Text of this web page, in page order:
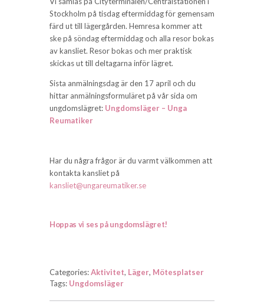
Stockholm på tisdag eftermiddag för gemensam
färd ut till lägergården. Hemresa kommer att
ske på söndag eftermiddag och alla resor bokas
av kansliet. Resor bokas och mer praktisk
skickas ut till deltagarna inför lägret.
Sista anmälningsdag är den 17 april och du
hittar anmälningsformuläret på vår sida om
ungdomslägret: Ungdoms­läger – Unga
Reumatiker
Har du några frågor är du varmt välkommen att
kontakta kansliet på
kansliet@ungareumatiker.se
Hoppas vi ses på ungdomslägret!
Categories:Aktivitet, Läger, Mötesplatser
Tags: Ungdomsläger